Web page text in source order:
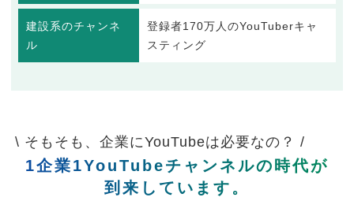
建設系のチャンネ
ル
登録者170万人のYouTuberキャ
スティング
\ そもそも、企業にYouTubeは必要なの？ /
1企業1YouTubeチャンネルの時代が
到来しています。